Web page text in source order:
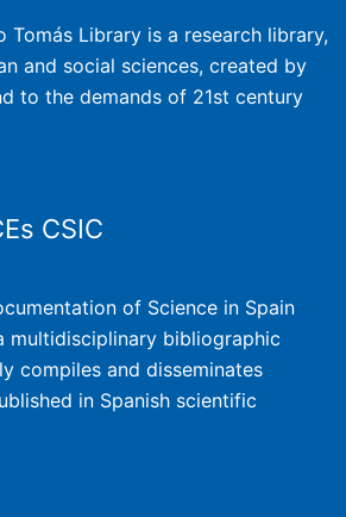
Tomás Library is a research library,
and social sciences, created by
to the demands of 21st century
CSIC
of Science in Spain
multidisciplinary bibliographic
compiles and disseminates
in Spanish scientific